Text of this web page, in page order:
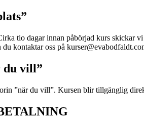
tio dagar innan påbörjad kurs
kontaktar oss på
du vill”
”när du vill”. Kursen blir tillgänglig